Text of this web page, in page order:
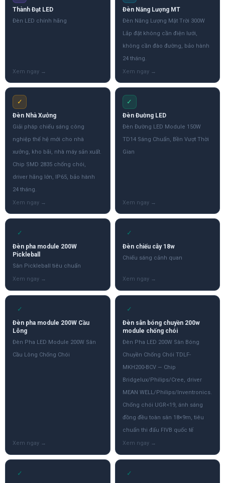
Thành Đạt LED
Đèn LED chính hãng
Đèn Năng Lượng MT
Đèn Năng Lượng Mặt Trời 300W
Lắp đặt không cần điện lưới,
không cần đào đường, bảo hành
24 tháng.
✓
Đèn Nhà Xưởng
Giải pháp chiếu sáng công
nghiệp thế hệ mới cho nhà
xưởng, kho bãi, nhà máy sản xuất.
Chip SMD 2835 chống chói,
driver hãng lớn, IP65, bảo hành
24 tháng.
✓
Đèn Đường LED
Đèn Đường LED Module 150W
TD14 Sáng Chuẩn, Bền Vượt Thời
Gian
✓
Đèn pha module 200W
Pickleball
Sân Pickleball tiêu chuẩn
✓
Đèn chiếu cây 18w
Chiếu sáng cảnh quan
✓
Đèn pha module 200W Cầu
Lông
Đèn Pha LED Module 200W Sân
Cầu Lông Chống Chói
✓
Đèn sân bóng chuyền 200w
module chống chói
Đèn Pha LED 200W Sân Bóng
Chuyền Chống Chói TDLF-
MKH200-BCV — Chip
Bridgelux/Philips/Cree, driver
MEAN WELL/Philips/Inventronics.
Chống chói UGR<19, ánh sáng
đồng đều toàn sân 18×9m, tiêu
chuẩn thi đấu FIVB quốc tế
✓ ✓